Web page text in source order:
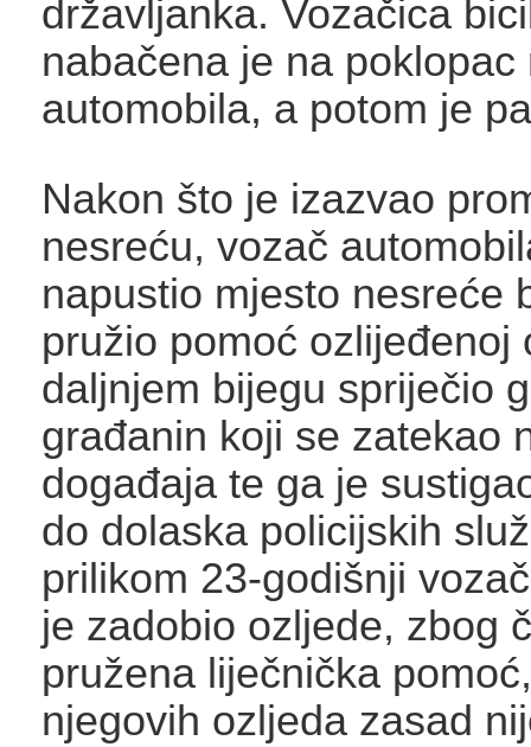
državljanka. Vozačica
nabačena je na poklopac
automobila, a potom je
Nakon što je izazvao
nesreću, vozač
napustio mjesto nesreće
pružio pomoć ozlijeđenoj
daljnjem bijegu spriječio
građanin koji se zatekao
događaja te ga je
do dolaska policijskih
prilikom 23-godišnji
je zadobio ozljede, zbog
pružena liječnička
njegovih ozljeda zasad